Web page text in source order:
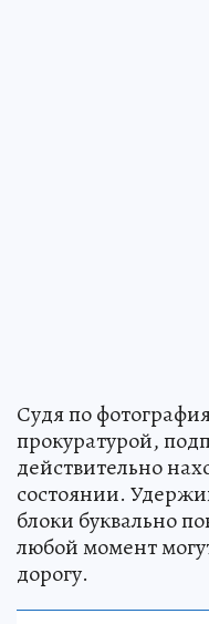
Судя по
прокуратурой,
действительно
состоянии.
блоки буквально
любой момент
дорогу.